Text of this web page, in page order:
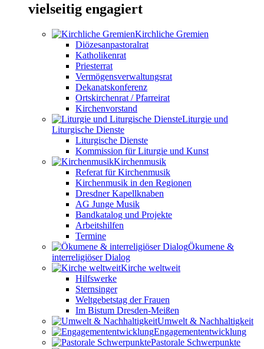
vielseitig engagiert
Kirchliche Gremien
Diözesanpastoralrat
Katholikenrat
Priesterrat
Vermögensverwaltungsrat
Dekanatskonferenz
Ortskirchenrat / Pfarreirat
Kirchenvorstand
Liturgie und
Liturgische Dienste
Liturgische Dienste
Kommission für Liturgie und Kunst
Kirchenmusik
Referat für Kirchenmusik
Kirchenmusik in den Regionen
Dresdner Kapellknaben
AG Junge Musik
Bandkatalog und Projekte
Arbeitshilfen
Termine
Ökumene &
interreligiöser Dialog
Kirche weltweit
Hilfswerke
Sternsinger
Weltgebetstag der Frauen
Im Bistum Dresden-Meißen
Umwelt & Nachhaltigkeit
Engagemententwicklung
Pastorale Schwerpunkte